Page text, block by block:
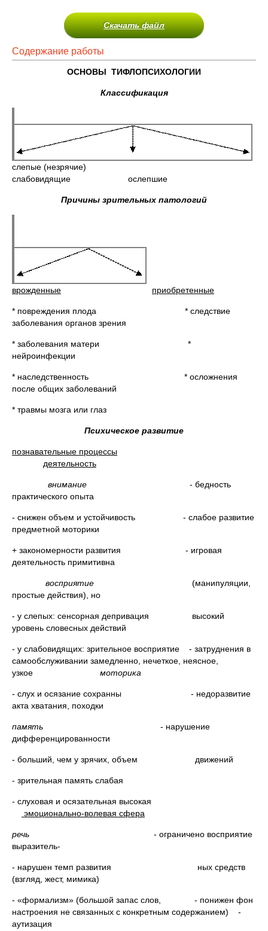
Скачать файл
Содержание работы
ОСНОВЫ ТИФЛОПСИХОЛОГИИ
Классификация
слепые (незрячие)
слабовидящие ослепшие
Причины зрительных патологий
врожденные приобретенные
* повреждения плода * следствие
заболевания органов зрения
* заболевания матери *
нейроинфекции
* наследственность * осложнения
после общих заболеваний
* травмы мозга или глаз
Психическое развитие
познавательные процессы
деятельность
внимание - бедность
практического опыта
- снижен объем и устойчивость - слабое развитие
предметной моторики
+ закономерности развития - игровая
деятельность примитивна
восприятие (манипуляции,
простые действия), но
- у слепых: сенсорная депривация высокий
уровень словесных действий
- у слабовидящих: зрительное восприятие - затруднения в
самообслуживании замедленно, нечеткое, неясное,
узкое моторика
- слух и осязание сохранны - недоразвитие
акта хватания, походки
память - нарушение
дифференцированности
- больший, чем у зрячих, объем движений
- зрительная память слабая
- слуховая и осязательная высокая
эмоционально-волевая сфера
речь
- ограничено восприятие
выразитель-
- нарушен темп развития ных средств
(взгляд, жест, мимика)
- «формализм» (большой запас слов, - понижен фон
настроения не связанных с конкретным содержанием) -
аутизация